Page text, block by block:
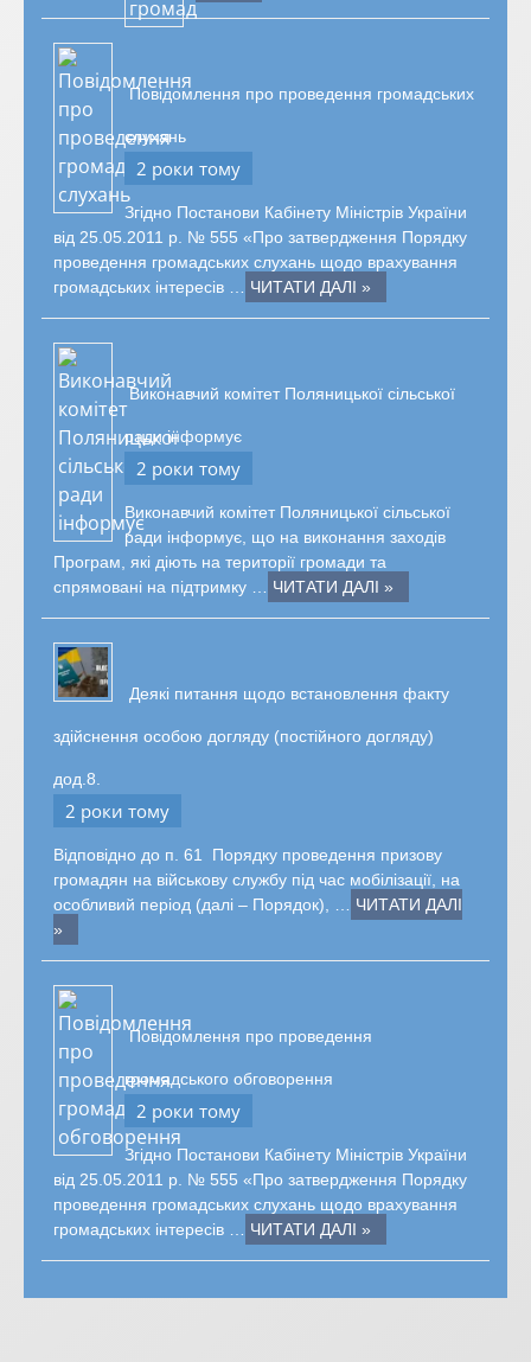
Повідомлення про проведення громадських
слухань
2 роки тому
Згідно Постанови Кабінету Міністрів України
від 25.05.2011 р. № 555 «Про затвердження Порядку
проведення громадських слухань щодо врахування
громадських інтересів …
ЧИТАТИ ДАЛІ »
Виконавчий комітет Поляницької сільської
ради інформує
2 роки тому
Виконавчий комітет Поляницької сільської
ради інформує, що на виконання заходів
Програм, які діють на території громади та
спрямовані на підтримку …
ЧИТАТИ ДАЛІ »
Деякі питання щодо встановлення факту
здійснення особою догляду (постійного догляду)
дод.8.
2 роки тому
Відповідно до п. 61 Порядку проведення призову
громадян на військову службу під час мобілізації, на
особливий період (далі – Порядок), …
ЧИТАТИ ДАЛІ
»
Повідомлення про проведення
громадського обговорення
2 роки тому
Згідно Постанови Кабінету Міністрів України
від 25.05.2011 р. № 555 «Про затвердження Порядку
проведення громадських слухань щодо врахування
громадських інтересів …
ЧИТАТИ ДАЛІ »